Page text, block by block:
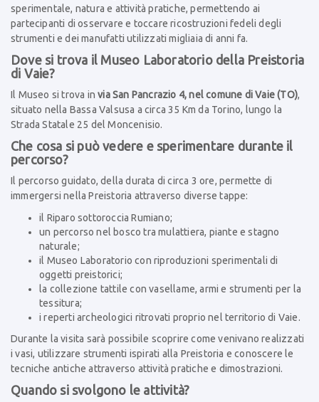
sperimentale, natura e attività pratiche, permettendo ai
partecipanti di osservare e toccare ricostruzioni fedeli degli
strumenti e dei manufatti utilizzati migliaia di anni fa.
Dove si trova il Museo Laboratorio della Preistoria
di Vaie?
Il Museo si trova invia San Pancrazio 4, nel comune di Vaie (TO),
situato nella Bassa Valsusa a circa 35 Km da Torino, lungo la
Strada Statale 25 del Moncenisio.
Che cosa si può vedere e sperimentare durante il
percorso?
Il percorso guidato, della durata di circa 3 ore, permette di
immergersi nella Preistoria attraverso diverse tappe:
il Riparo sottoroccia Rumiano;
un percorso nel bosco tra mulattiera, piante e stagno
naturale;
il Museo Laboratorio con riproduzioni sperimentali di
oggetti preistorici;
la collezione tattile con vasellame, armi e strumenti per la
tessitura;
i reperti archeologici ritrovati proprio nel territorio di Vaie.
Durante la visita sarà possibile scoprire come venivano realizzati
i vasi, utilizzare strumenti ispirati alla Preistoria e conoscere le
tecniche antiche attraverso attività pratiche e dimostrazioni.
Quando si svolgono le attività?